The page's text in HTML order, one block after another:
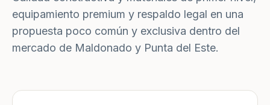
equipamiento premium y respaldo legal en una
propuesta poco común y exclusiva dentro del
mercado de Maldonado y Punta del Este.